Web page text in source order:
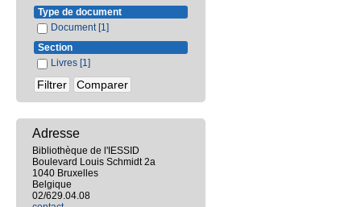
Type de document
Document [1]
Section
Livres [1]
Adresse
Bibliothèque de l'IESSID
Boulevard Louis Schmidt 2a
1040 Bruxelles
Belgique
02/629.04.08